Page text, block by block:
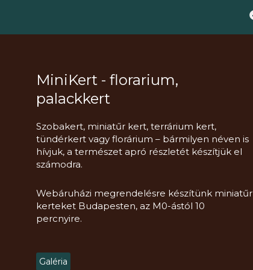
MiniKert - florarium,
palackkert
Szobakert, miniatűr kert, terrárium kert,
tündérkert vagy florárium – bármilyen néven is
hívjuk, a természet apró részletét készítjük el
számodra.
Webáruházi megrendelésre készítünk miniatűr
kerteket Budapesten, az M0-ástól 10
percnyire.
Galéria